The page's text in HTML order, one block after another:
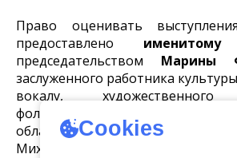
Право оценивать
предоставлено
председательством Марины
заслуженного работника
вокалу, художественного
фольклорного ансамбля
областной
Михайловского.
Cookies